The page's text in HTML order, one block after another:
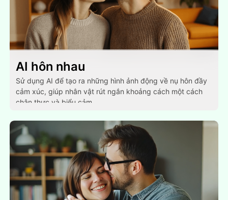
AI hôn nhau
Sử dụng AI để tạo ra những hình ảnh động về nụ hôn đầy
cảm xúc, giúp nhân vật rút ngắn khoảng cách một cách
chân thực và biểu cảm.